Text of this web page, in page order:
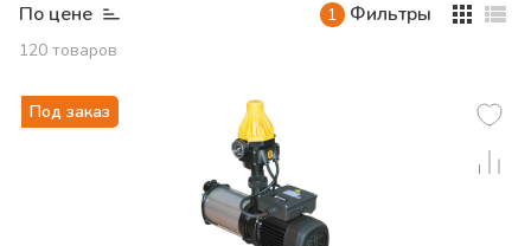
По цене
120 товаров
1 Фильтры
Под заказ